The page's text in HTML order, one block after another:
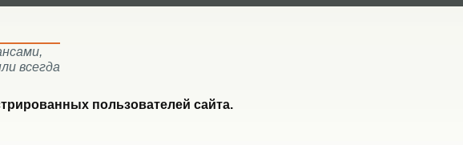
всегда
пользователей сайта.